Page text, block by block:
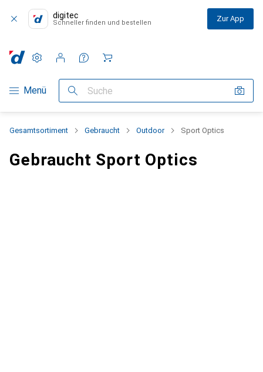
digitec
Schneller finden und bestellen Zur App
Navigation nach Kategorien
Menü Suche
Einstellungen
Kundenkonto
Vergleichslisten
Merklisten
Warenkorb
Gesamtsortiment Gebraucht Outdoor Sport Optics
Gebraucht Sport Optics